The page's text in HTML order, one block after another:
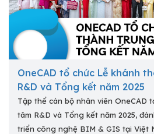
OneCAD tổ chức Lễ khánh
R&D và Tổng kết năm 2025
Tập thể cán bộ nhân viên OneCAD
tâm R&D và Tổng kết năm 2025,
triển công nghệ BIM & GIS tại Việt